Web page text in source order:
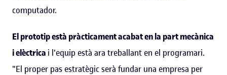
computador.
El prototip està pràcticament acabat en la part mecànica
i elèctrica i l'equip està ara treballant en el programari.
"El proper pas estratègic serà fundar una empresa per